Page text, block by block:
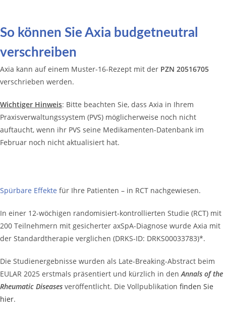
So können Sie Axia budgetneutral
verschreiben
Axia kann auf einem Muster-16-Rezept mit der PZN 20516705
verschrieben werden.
Wichtiger Hinweis: Bitte beachten Sie, dass Axia in Ihrem
Praxisverwaltungssystem (PVS) möglicherweise noch nicht
auftaucht, wenn ihr PVS seine Medikamenten-Datenbank im
Februar noch nicht aktualisiert hat.
Spürbare Effekte für Ihre Patienten – in RCT nachgewiesen.
In einer 12-wöchigen randomisiert-kontrollierten Studie (RCT) mit
200 Teilnehmern mit gesicherter axSpA-Diagnose wurde Axia mit
der Standardtherapie verglichen (DRKS-ID: DRKS00033783)*.
Die Studienergebnisse wurden als Late-Breaking-Abstract beim
EULAR 2025 erstmals präsentiert und kürzlich in denAnnals of the
Rheumatic Diseases veröffentlicht. Die Vollpublikation finden Sie
hier.